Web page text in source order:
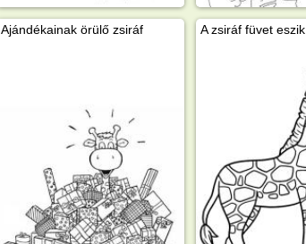
Ajándékainak örülő zsiráf A zsiráf füvet eszik